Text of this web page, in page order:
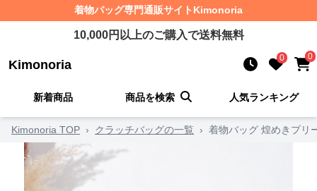
着物バッグ専門通販サイト Kimonoria
10,000円以上のご購入で送料無料
Kimonoria 0 0
新着商品 商品を検索 人気ランキング
Kimonoria TOP › クラッチバッグの一覧 › 着物バッグ 煌めきプリ